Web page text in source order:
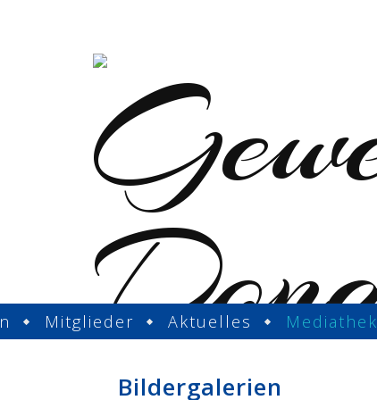
Mitglieder Aktuelles Mediathek
Bildergalerien